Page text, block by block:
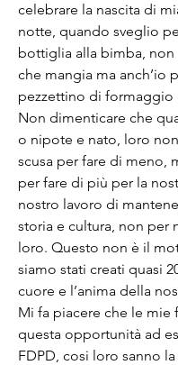
celebrare la nascita di
notte, quando sveglio
bottiglia alla bimba, non
che mangia ma anch’io
pezzettino di formaggio
Non dimenticare che
o nipote e nato, loro
scusa per fare di meno,
per fare di più per la
nostro lavoro di
storia e cultura, non per
loro. Questo non è il
siamo stati creati quasi
cuore e l’anima della
Mi fa piacere che le mie
questa opportunità ad
FDPD, cosi loro sanno